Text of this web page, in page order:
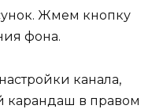
Жмем кнопку
фона.
канала,
карандаш в правом